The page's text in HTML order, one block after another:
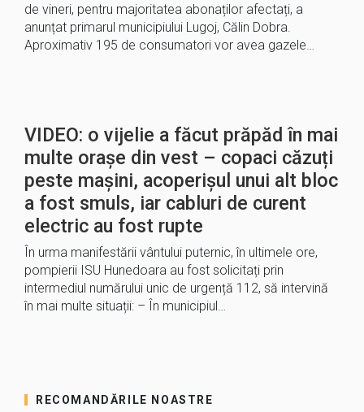
de vineri, pentru majoritatea abonaților afectați, a
anunțat primarul municipiului Lugoj, Călin Dobra.
Aproximativ 195 de consumatori vor avea gazele…
VIDEO: o vijelie a făcut prăpăd în mai
multe orașe din vest – copaci căzuți
peste mașini, acoperișul unui alt bloc
a fost smuls, iar cabluri de curent
electric au fost rupte
În urma manifestării vântului puternic, în ultimele ore,
pompierii ISU Hunedoara au fost solicitați prin
intermediul numărului unic de urgență 112, să intervină
în mai multe situații: – În municipiul…
RECOMANDĂRILE NOASTRE